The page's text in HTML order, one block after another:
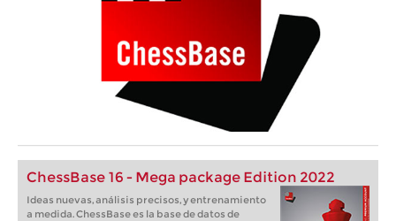
ChessBase 16 - Mega package Edition 2022
Ideas nuevas, análisis precisos, y entrenamiento
a medida. ChessBase es la base de datos de